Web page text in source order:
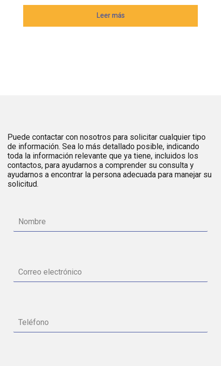
Leer más
Puede contactar con nosotros para solicitar cualquier tipo
de información. Sea lo más detallado posible, indicando
toda la información relevante que ya tiene, incluidos los
contactos, para ayudarnos a comprender su consulta y
ayudarnos a encontrar la persona adecuada para manejar su
solicitud.